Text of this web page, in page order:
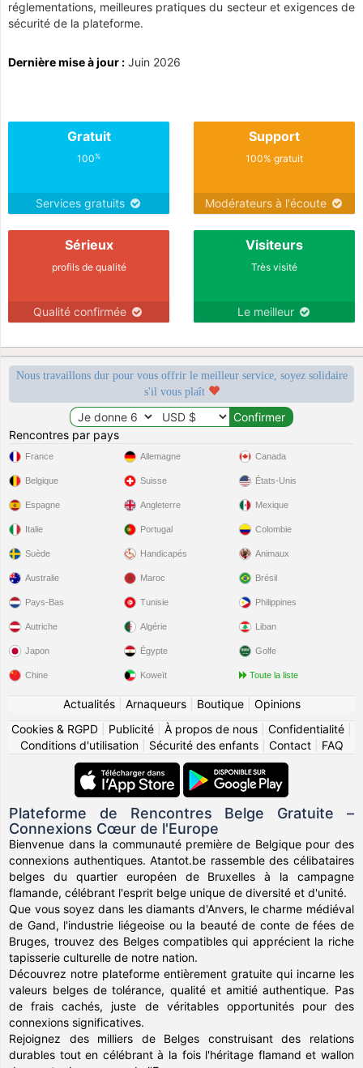
réglementations, meilleures pratiques du secteur et exigences de
sécurité de la plateforme.
Dernière mise à jour : Juin 2026
Gratuit
100%
Services gratuits
Support
100% gratuit
Modérateurs à l'écoute
Sérieux
profils de qualité
Qualité confirmée
Visiteurs
Très visité
Le meilleur
Nous travaillons dur pour vous offrir le meilleur service, soyez solidaire
s'il vous plaît
Rencontres par pays
France
Belgique
Espagne
Italie
Suède
Allemagne
Suisse
Angleterre
Portugal
Handicapés
Canada
États-Unis
Mexique
Colombie
Animaux
Australie
Pays-Bas
Autriche
Japon
Chine
Maroc
Tunisie
Algérie
Égypte
Koweït
Brésil
Philippines
Liban
Golfe
Toute la liste
Actualités| Arnaqueurs| Boutique| Opinions
Cookies & RGPD
Publicité À propos de nous Confidentialité
Conditions d'utilisation| Sécurité des enfants| Contact| FAQ
Plateforme de Rencontres Belge Gratuite –
Connexions Cœur de l'Europe
Bienvenue dans la communauté première de Belgique pour des
connexions authentiques. Atantot.be rassemble des célibataires
belges du quartier européen de Bruxelles à la campagne
flamande, célébrant l'esprit belge unique de diversité et d'unité.
Que vous soyez dans les diamants d'Anvers, le charme médiéval
de Gand, l'industrie liégeoise ou la beauté de conte de fées de
Bruges, trouvez des Belges compatibles qui apprécient la riche
tapisserie culturelle de notre nation.
Découvrez notre plateforme entièrement gratuite qui incarne les
valeurs belges de tolérance, qualité et amitié authentique. Pas
de frais cachés, juste de véritables opportunités pour des
connexions significatives.
Rejoignez des milliers de Belges construisant des relations
durables tout en célébrant à la fois l'héritage flamand et wallon